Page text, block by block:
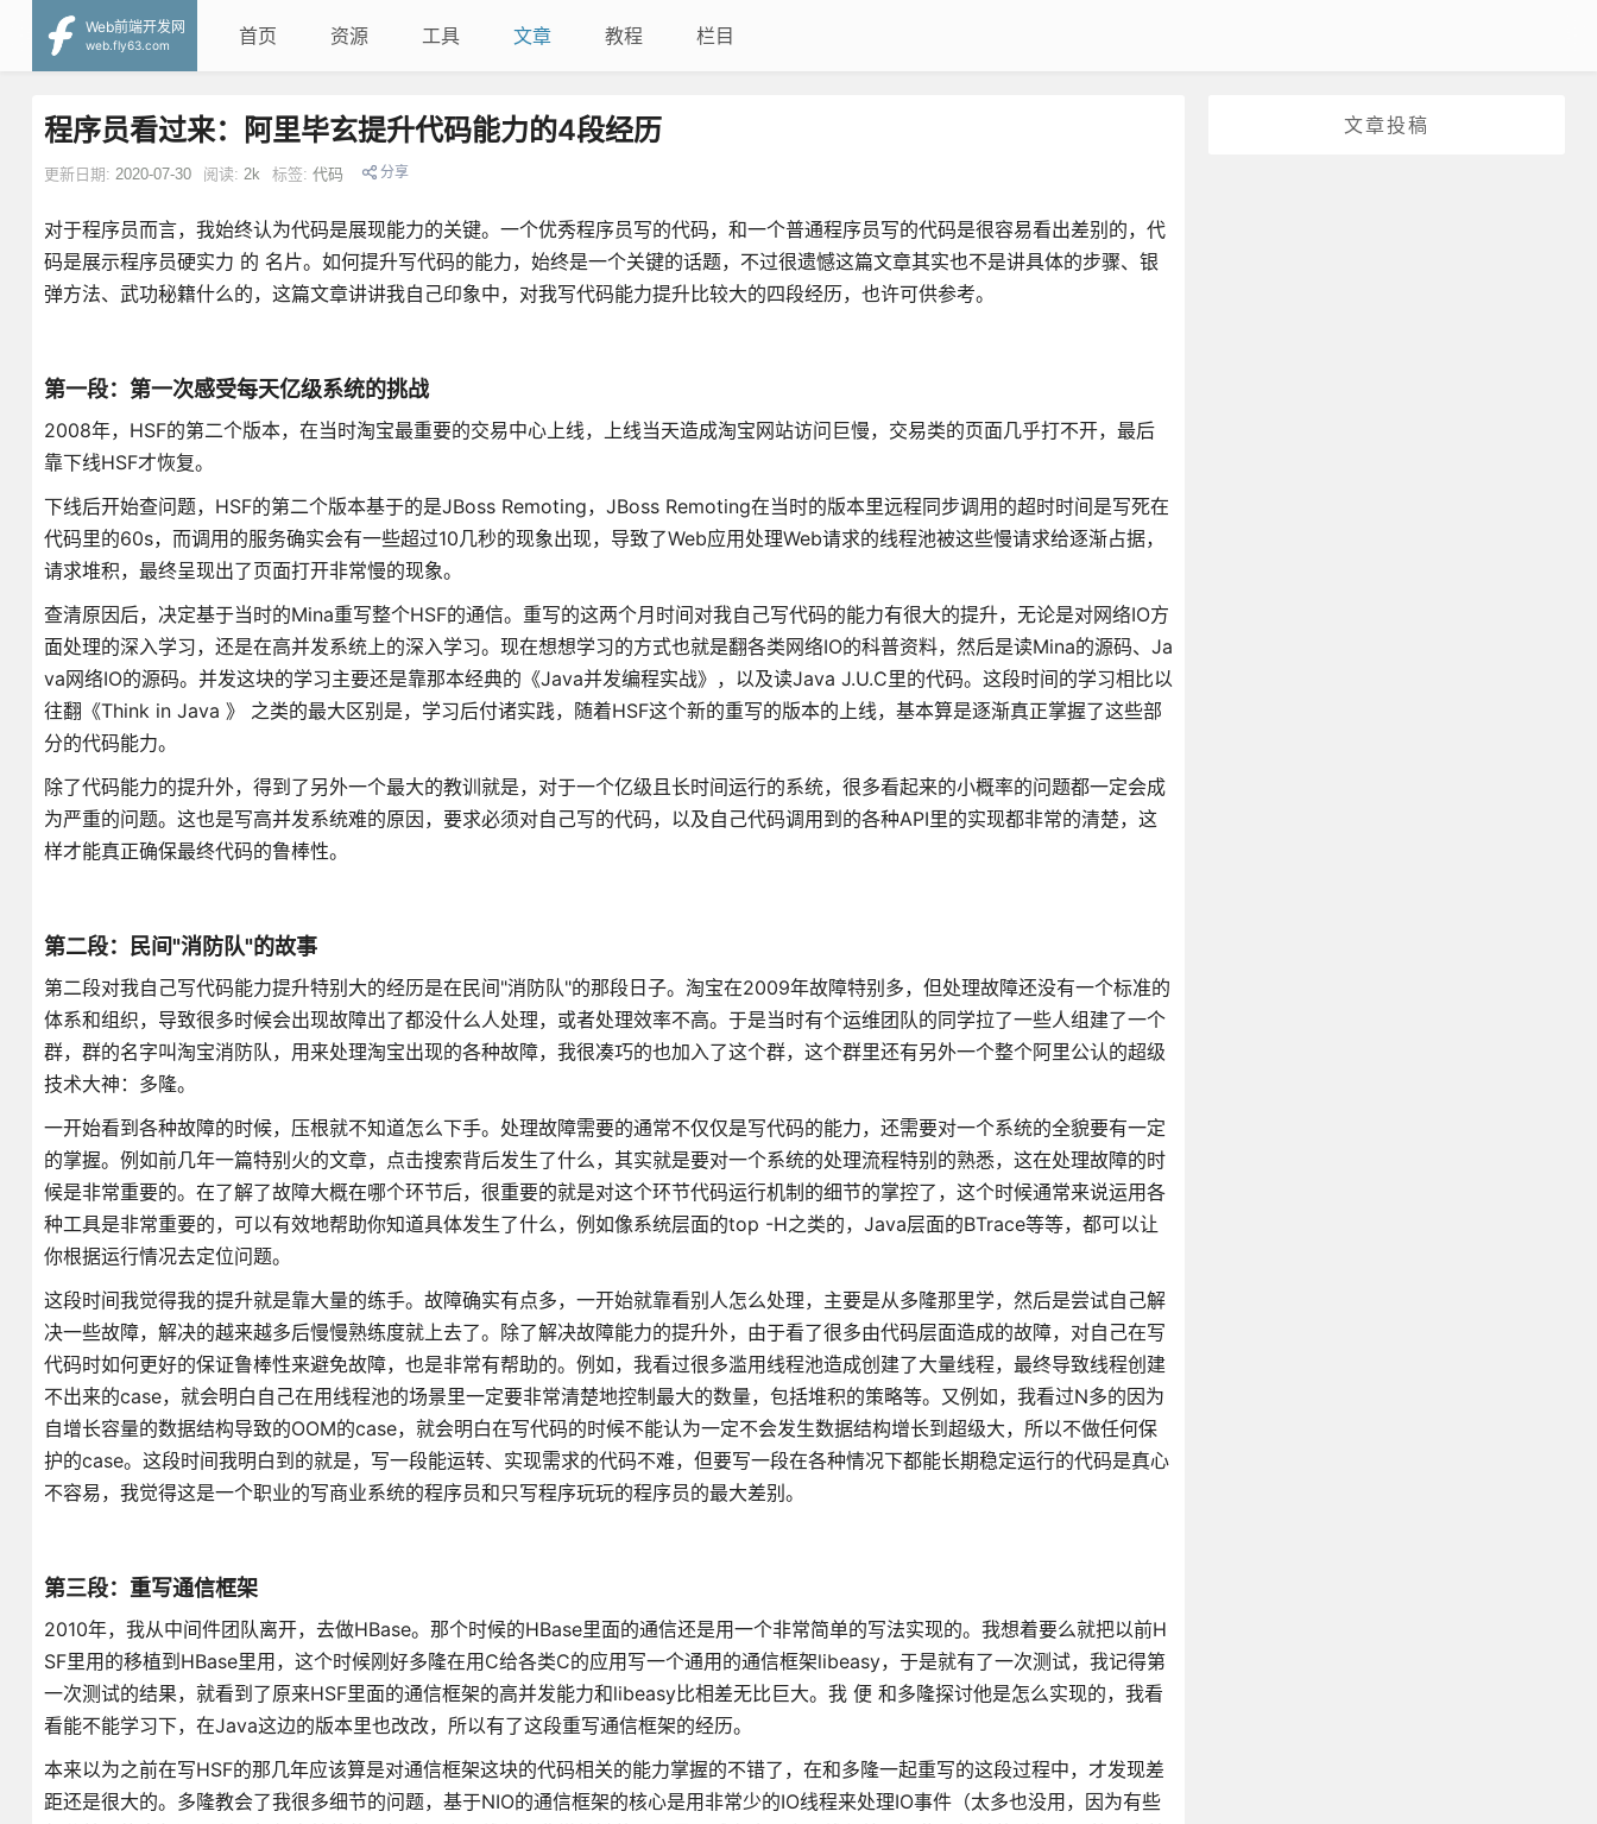
Web前端开发网
web.fly63.com
首页 资源 工具 文章 教程 栏目
文章投稿
程序员看过来：阿里毕玄提升代码能力的4段经历
更新日期: 2020-07-30 阅读: 2k 标签: 代码 分享
对于程序员而言，我始终认为代码是展现能力的关键。一个优秀程序员写的代码，和一个普通程序员写的代码是很容易看出差别的，代
码是展示程序员硬实力 的 名片。如何提升写代码的能力，始终是一个关键的话题，不过很遗憾这篇文章其实也不是讲具体的步骤、银
弹方法、武功秘籍什么的，这篇文章讲讲我自己印象中，对我写代码能力提升比较大的四段经历，也许可供参考。
第一段：第一次感受每天亿级系统的挑战
2008年，HSF的第二个版本，在当时淘宝最重要的交易中心上线，上线当天造成淘宝网站访问巨慢，交易类的页面几乎打不开，最后
靠下线HSF才恢复。
下线后开始查问题，HSF的第二个版本基于的是JBoss Remoting，JBoss Remoting在当时的版本里远程同步调用的超时时间是写死在
代码里的60s，而调用的服务确实会有一些超过10几秒的现象出现，导致了Web应用处理Web请求的线程池被这些慢请求给逐渐占据，
请求堆积，最终呈现出了页面打开非常慢的现象。
查清原因后，决定基于当时的Mina重写整个HSF的通信。重写的这两个月时间对我自己写代码的能力有很大的提升，无论是对网络IO方
面处理的深入学习，还是在高并发系统上的深入学习。现在想想学习的方式也就是翻各类网络IO的科普资料，然后是读Mina的源码、Ja
va网络IO的源码。并发这块的学习主要还是靠那本经典的《Java并发编程实战》，以及读Java J.U.C里的代码。这段时间的学习相比以
往翻《Think in Java 》 之类的最大区别是，学习后付诸实践，随着HSF这个新的重写的版本的上线，基本算是逐渐真正掌握了这些部
分的代码能力。
除了代码能力的提升外，得到了另外一个最大的教训就是，对于一个亿级且长时间运行的系统，很多看起来的小概率的问题都一定会成
为严重的问题。这也是写高并发系统难的原因，要求必须对自己写的代码，以及自己代码调用到的各种API里的实现都非常的清楚，这
样才能真正确保最终代码的鲁棒性。
第二段：民间"消防队"的故事
第二段对我自己写代码能力提升特别大的经历是在民间"消防队"的那段日子。淘宝在2009年故障特别多，但处理故障还没有一个标准的
体系和组织，导致很多时候会出现故障出了都没什么人处理，或者处理效率不高。于是当时有个运维团队的同学拉了一些人组建了一个
群，群的名字叫淘宝消防队，用来处理淘宝出现的各种故障，我很凑巧的也加入了这个群，这个群里还有另外一个整个阿里公认的超级
技术大神：多隆。
一开始看到各种故障的时候，压根就不知道怎么下手。处理故障需要的通常不仅仅是写代码的能力，还需要对一个系统的全貌要有一定
的掌握。例如前几年一篇特别火的文章，点击搜索背后发生了什么，其实就是要对一个系统的处理流程特别的熟悉，这在处理故障的时
候是非常重要的。在了解了故障大概在哪个环节后，很重要的就是对这个环节代码运行机制的细节的掌控了，这个时候通常来说运用各
种工具是非常重要的，可以有效地帮助你知道具体发生了什么，例如像系统层面的top -H之类的，Java层面的BTrace等等，都可以让
你根据运行情况去定位问题。
这段时间我觉得我的提升就是靠大量的练手。故障确实有点多，一开始就靠看别人怎么处理，主要是从多隆那里学，然后是尝试自己解
决一些故障，解决的越来越多后慢慢熟练度就上去了。除了解决故障能力的提升外，由于看了很多由代码层面造成的故障，对自己在写
代码时如何更好的保证鲁棒性来避免故障，也是非常有帮助的。例如，我看过很多滥用线程池造成创建了大量线程，最终导致线程创建
不出来的case，就会明白自己在用线程池的场景里一定要非常清楚地控制最大的数量，包括堆积的策略等。又例如，我看过N多的因为
自增长容量的数据结构导致的OOM的case，就会明白在写代码的时候不能认为一定不会发生数据结构增长到超级大，所以不做任何保
护的case。这段时间我明白到的就是，写一段能运转、实现需求的代码不难，但要写一段在各种情况下都能长期稳定运行的代码是真心
不容易，我觉得这是一个职业的写商业系统的程序员和只写程序玩玩的程序员的最大差别。
第三段：重写通信框架
2010年，我从中间件团队离开，去做HBase。那个时候的HBase里面的通信还是用一个非常简单的写法实现的。我想着要么就把以前H
SF里用的移植到HBase里用，这个时候刚好多隆在用C给各类C的应用写一个通用的通信框架libeasy，于是就有了一次测试，我记得第
一次测试的结果，就看到了原来HSF里面的通信框架的高并发能力和libeasy比相差无比巨大。我 便 和多隆探讨他是怎么实现的，我看
看能不能学习下，在Java这边的版本里也改改，所以有了这段重写通信框架的经历。
本来以为之前在写HSF的那几年应该算是对通信框架这块的代码相关的能力掌握的不错了，在和多隆一起重写的这段过程中，才发现差
距还是很大的。多隆教会了我很多细节的问题，基于NIO的通信框架的核心是用非常少的IO线程来处理IO事件（太多也没用，因为有些